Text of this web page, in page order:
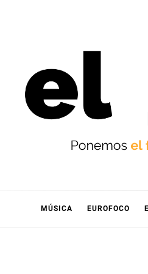
MÚSICA EUROFOCO